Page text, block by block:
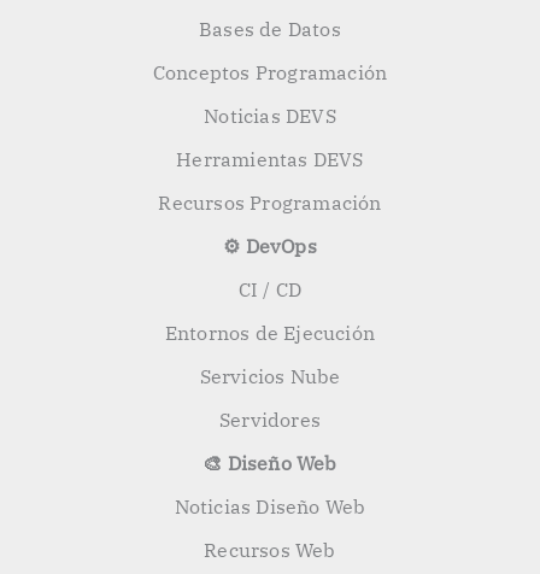
Bases de Datos
Conceptos Programación
Noticias DEVS
Herramientas DEVS
Recursos Programación
⚙️ DevOps
CI / CD
Entornos de Ejecución
Servicios Nube
Servidores
🎨 Diseño Web
Noticias Diseño Web
Recursos Web